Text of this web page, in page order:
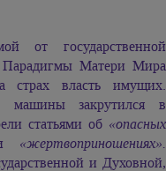
от государственной
Парадигмы Матери Мира
власть имущих.
машины закрутился в
статьями об «опасных
«жертвоприношениях».
и Духовной,